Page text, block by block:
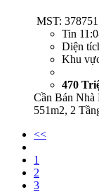
MST: 378751
Tin
Diện
Khu
470
Cần Bán Nhà
551m2, 2
<<
1
2
3